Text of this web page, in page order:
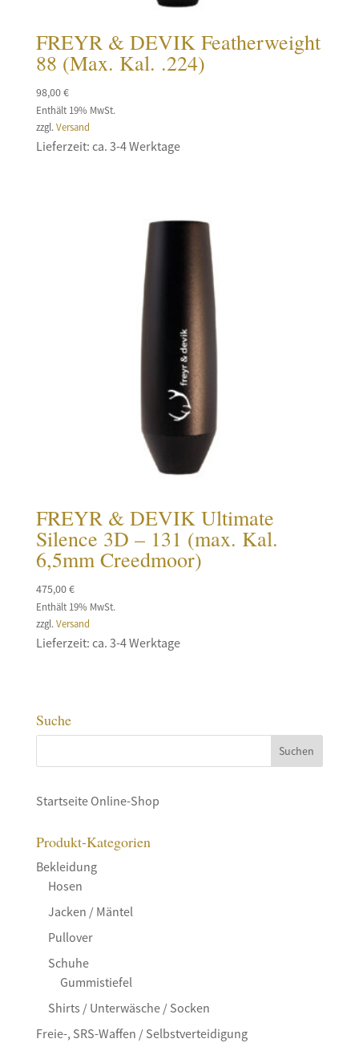
FREYR & DEVIK Featherweight
88 (Max. Kal. .224)
98,00€
Enthält 19% MwSt.
zzgl. Versand
Lieferzeit: ca. 3-4 Werktage
FREYR & DEVIK Ultimate
Silence 3D – 131 (max. Kal.
6,5mm Creedmoor)
475,00€
Enthält 19% MwSt.
zzgl.Versand
Lieferzeit: ca. 3-4 Werktage
Suche
Startseite Online-Shop
Produkt-Kategorien
Bekleidung
Hosen
Jacken / Mäntel
Pullover
Schuhe
Gummistiefel
Shirts / Unterwäsche / Socken
Freie-, SRS-Waffen / Selbstverteidigung